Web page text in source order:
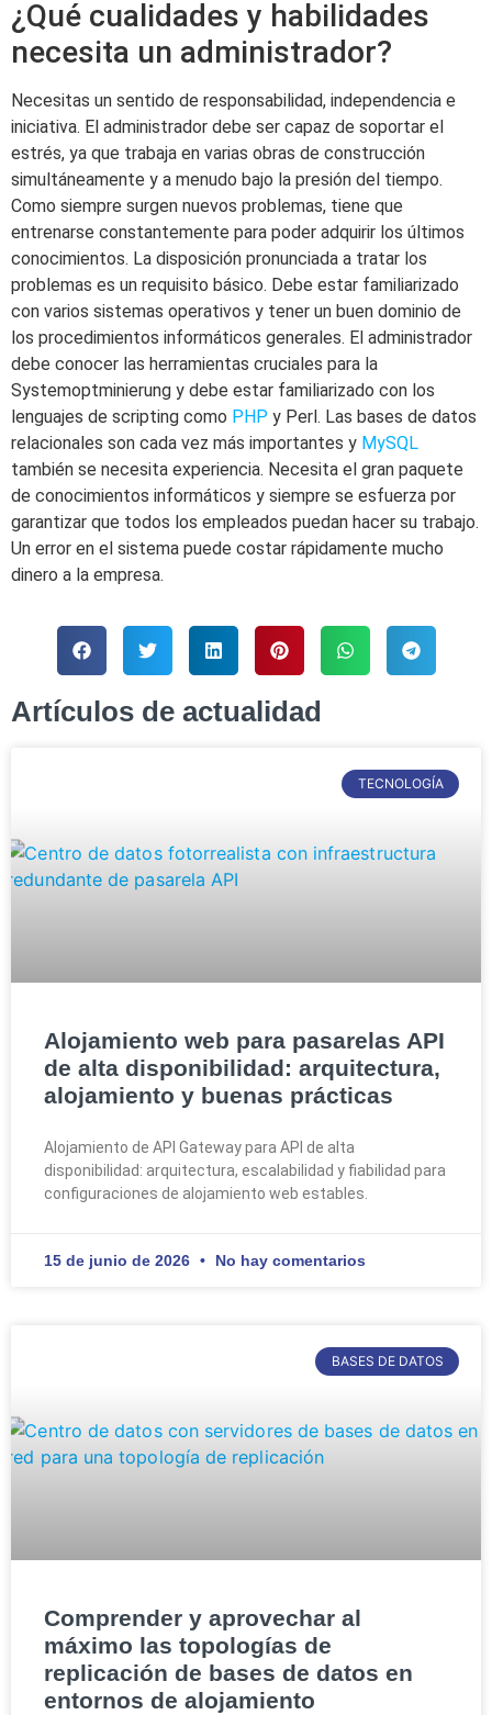
¿Qué cualidades y habilidades
necesita un administrador?
Necesitas un sentido de responsabilidad, independencia e
iniciativa. El administrador debe ser capaz de soportar el
estrés, ya que trabaja en varias obras de construcción
simultáneamente y a menudo bajo la presión del tiempo.
Como siempre surgen nuevos problemas, tiene que
entrenarse constantemente para poder adquirir los últimos
conocimientos. La disposición pronunciada a tratar los
problemas es un requisito básico. Debe estar familiarizado
con varios sistemas operativos y tener un buen dominio de
los procedimientos informáticos generales. El administrador
debe conocer las herramientas cruciales para la
Systemoptminierung y debe estar familiarizado con los
lenguajes de scripting como PHP y Perl. Las bases de datos
relacionales son cada vez más importantes y MySQL
también se necesita experiencia. Necesita el gran paquete
de conocimientos informáticos y siempre se esfuerza por
garantizar que todos los empleados puedan hacer su trabajo.
Un error en el sistema puede costar rápidamente mucho
dinero a la empresa.
Artículos de actualidad
TECNOLOGÍA
Alojamiento web para pasarelas API
de alta disponibilidad: arquitectura,
alojamiento y buenas prácticas
Alojamiento de API Gateway para API de alta
disponibilidad: arquitectura, escalabilidad y fiabilidad para
configuraciones de alojamiento web estables.
15 de junio de 2026 No hay comentarios
BASES DE DATOS
Comprender y aprovechar al
máximo las topologías de
replicación de bases de datos en
entornos de alojamiento